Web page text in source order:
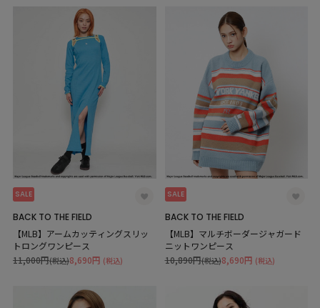
SALE
BACK TO THE FIELD
【MLB】アームカッティングスリッ
トロングワンピース
8,690円 (税込)
11,000円(税込)
SALE
BACK TO THE FIELD
【MLB】マルチボーダージャガード
ニットワンピース
8,690円 (税込)
10,890円(税込)